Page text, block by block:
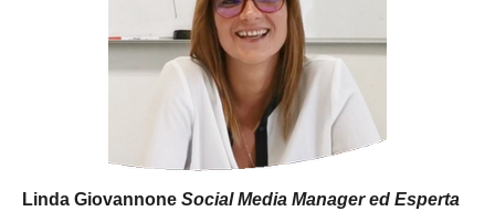
Linda Giovannone Social Media Manager ed Esperta